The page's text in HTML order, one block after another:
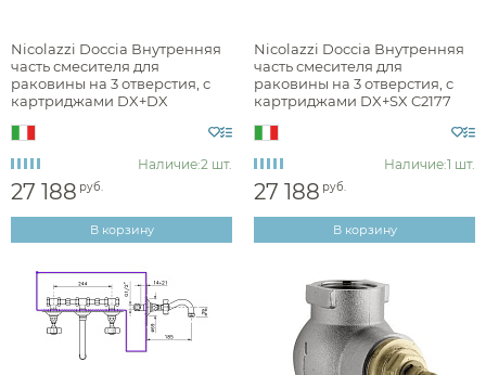
брашированная
глянцевая
Стилистика дизайна
арт-деко
неоклассика
Nicolazzi Doccia Внутренняя
часть смесителя для
раковины на 3 отверстия, c
картриджами DX+DX
Наличие:2 шт.
27 188 руб.
В корзину
Nicolazzi Doccia Внутренняя
часть смесителя для
раковины на 3 отверстия, c
картриджами DX+SX C2177
Наличие:1 шт.
27 188 руб.
В корзину